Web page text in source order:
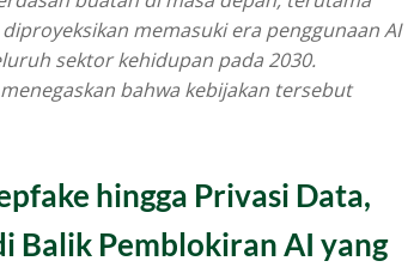
memasuki era penggunaan AI
sektor kehidupan pada 2030.
bahwa kebijakan tersebut
hingga Privasi Data,
Balik Pemblokiran AI yang